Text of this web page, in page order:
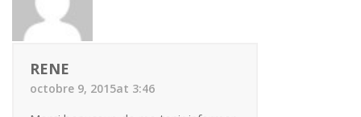
RENE
octobre 9, 2015at 3:46